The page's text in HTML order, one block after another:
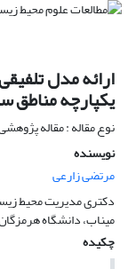
یکپارچه
نوع مقاله : مقاله
نویسنده
مرتضی زارعی
دکتری مدیریت محیط
میناب، دانشگاه
چکیده